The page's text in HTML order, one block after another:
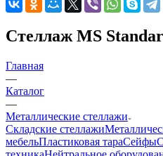
Стеллаж MS
Главная
—
Каталог
—
Металлические стеллажи
Складские стеллажи
мебельПластиковая тараСейфы